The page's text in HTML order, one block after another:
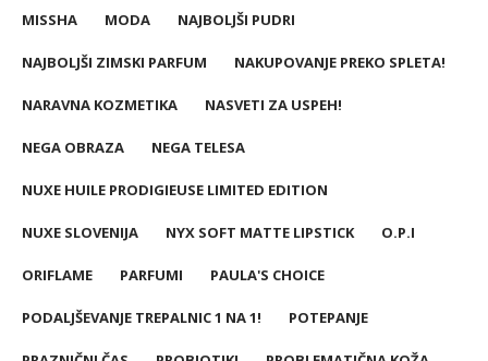
MISSHA MODA NAJBOLJŠI PUDRI
NAJBOLJŠI ZIMSKI PARFUM NAKUPOVANJE PREKO SPLETA!
NARAVNA KOZMETIKA NASVETI ZA USPEH!
NEGA OBRAZA NEGA TELESA
NUXE HUILE PRODIGIEUSE LIMITED EDITION
NUXE SLOVENIJA NYX SOFT MATTE LIPSTICK O.P.I
ORIFLAME PARFUMI PAULA'S CHOICE
PODALJŠEVANJE TREPALNIC 1 NA 1! POTEPANJE